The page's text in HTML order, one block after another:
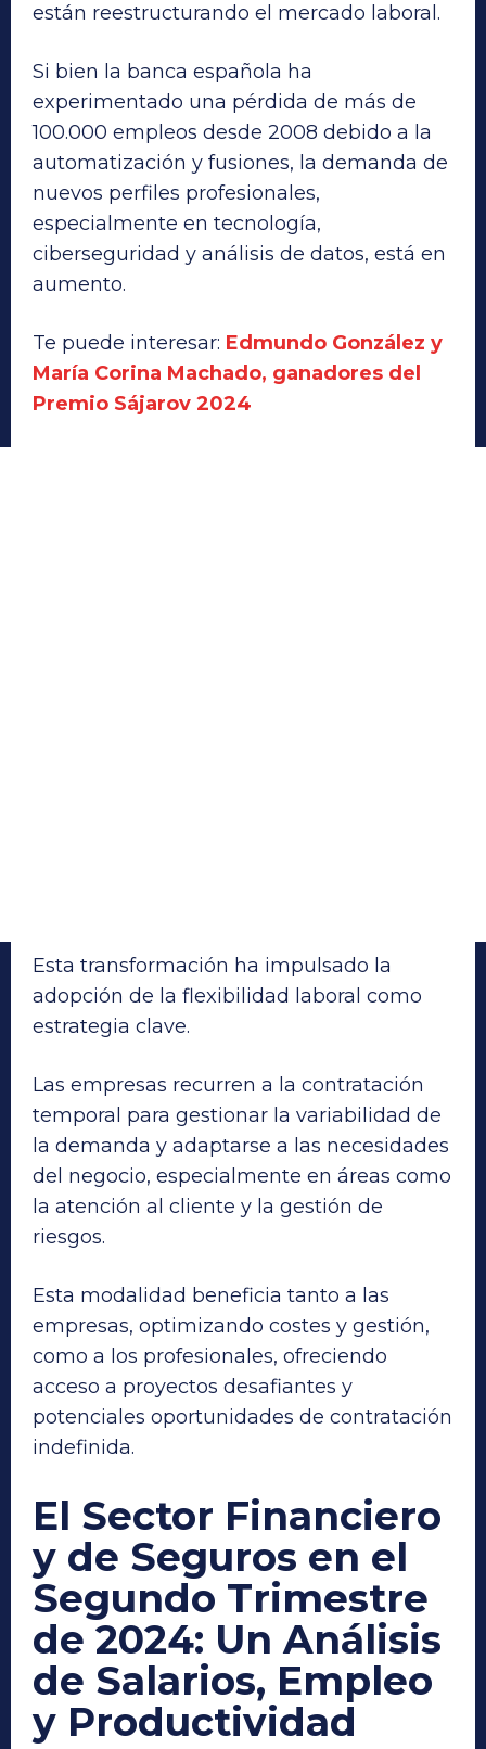
están reestructurando el mercado laboral.
Si bien la banca española ha
experimentado una pérdida de más de
100.000 empleos desde 2008 debido a la
automatización y fusiones, la demanda de
nuevos perfiles profesionales,
especialmente en tecnología,
ciberseguridad y análisis de datos, está en
aumento.
Te puede interesar: Edmundo González y
María Corina Machado, ganadores del
Premio Sájarov 2024
Esta transformación ha impulsado la
adopción de la flexibilidad laboral como
estrategia clave.
Las empresas recurren a la contratación
temporal para gestionar la variabilidad de
la demanda y adaptarse a las necesidades
del negocio, especialmente en áreas como
la atención al cliente y la gestión de
riesgos.
Esta modalidad beneficia tanto a las
empresas, optimizando costes y gestión,
como a los profesionales, ofreciendo
acceso a proyectos desafiantes y
potenciales oportunidades de contratación
indefinida.
El Sector Financiero
y de Seguros en el
Segundo Trimestre
de 2024: Un Análisis
de Salarios, Empleo
y Productividad